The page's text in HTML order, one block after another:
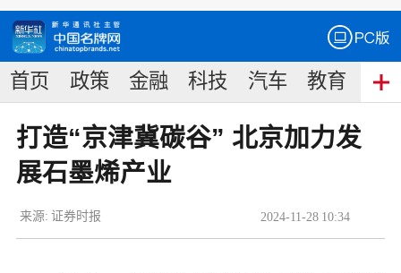
首页 政策 金融 科技 汽车 教育 食
打造“京津冀碳谷” 北京加力发
展石墨烯产业
2024-11-28 10:34
来源: 证券时报